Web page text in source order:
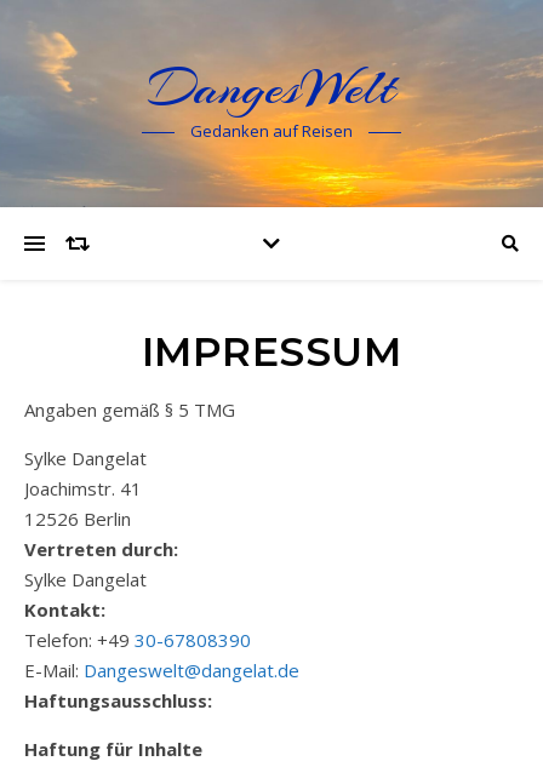
DangesWelt
Gedanken auf Reisen
IMPRESSUM
Angaben gemäß § 5 TMG
Sylke Dangelat
Joachimstr. 41
12526 Berlin
Vertreten durch:
Sylke Dangelat
Kontakt:
Telefon: +49 30-67808390
E-Mail: Dangeswelt@dangelat.de
Haftungsausschluss:
Haftung für Inhalte